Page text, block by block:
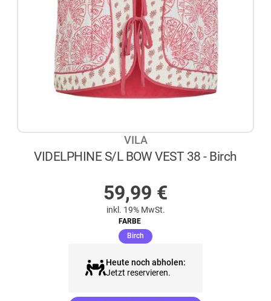
VILA
VIDELPHINE S/L BOW VEST 38 - Birch
59,99 €
inkl. 19% MwSt.
FARBE
Birch (ausgewählt)
Heute noch abholen:
Jetzt reservieren.